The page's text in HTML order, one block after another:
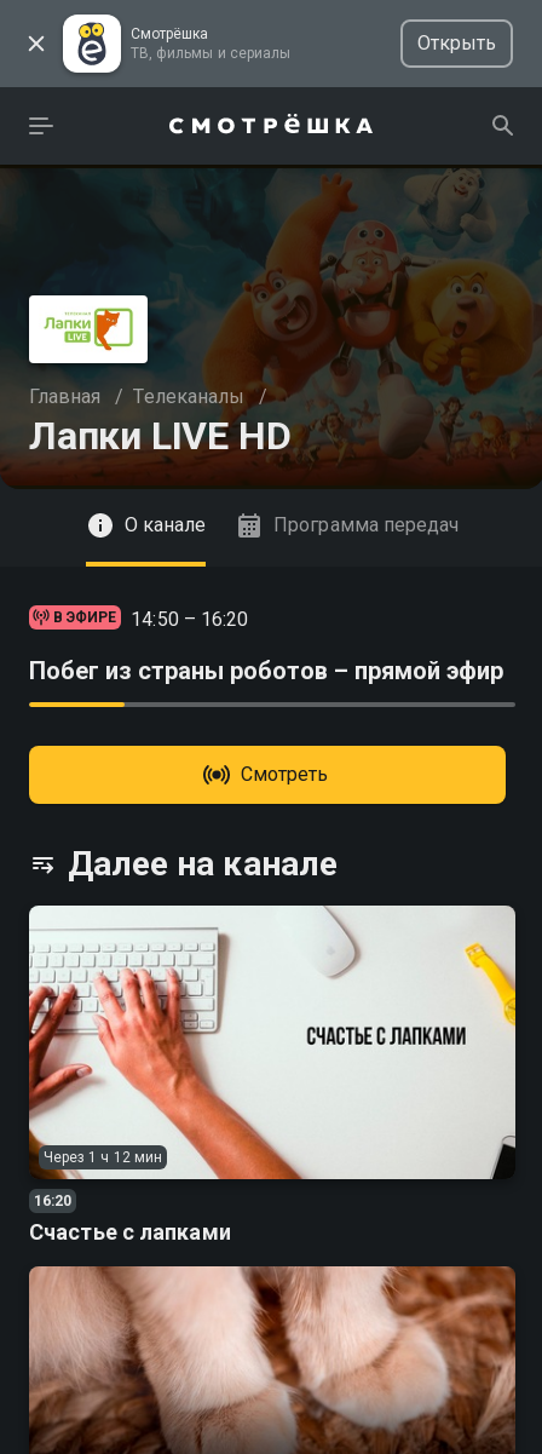
Смотрёшка
ТВ, фильмы и сериалы
Открыть
Главная / Телеканалы /
Лапки LIVE HD
Смотреть
О канале Программа передач
В ЭФИРЕ 14:50 – 16:20
Побег из страны роботов – прямой эфир
Смотреть
Далее на канале
Через 1 ч 12 мин
16:20
Счастье с лапками